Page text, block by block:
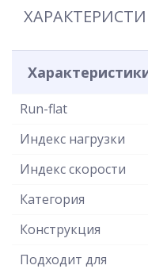
Run-flat
Индекс нагрузки
Индекс скорости
Категория
Конструкция
Подходит для